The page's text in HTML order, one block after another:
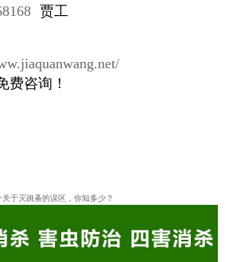
贾工
费咨询！
关于灭跳蚤的误区，你知多少？